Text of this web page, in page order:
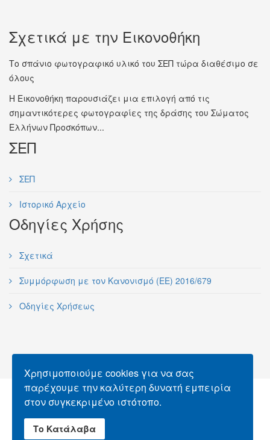
Σχετικά με την Εικονοθήκη
Το σπάνιο φωτογραφικό υλικό του ΣΕΠ τώρα διαθέσιμο σε
όλους
Η Εικονοθήκη παρουσιάζει μια επιλογή από τις
σημαντικότερες φωτογραφίες της δράσης του Σώματος
Ελλήνων Προσκόπων...
ΣΕΠ
ΣΕΠ
Ιστορικό Αρχείο
Οδηγίες Χρήσης
Σχετικά
Συμμόρφωση με τον Κανονισμό (ΕΕ) 2016/679
Οδηγίες Χρήσεως
Απαγορεύεται η αναπαραγωγή
φωτογραφιών χωρίς την έγγραφη άδεια του
Σ.Ε.Π. και των κατόχων δικαιωμάτων
Χρησιμοποιούμε cookies για να σας
παρέχουμε την καλύτερη δυνατή εμπειρία
στον συγκεκριμένο ιστότοπο.
Το Κατάλαβα